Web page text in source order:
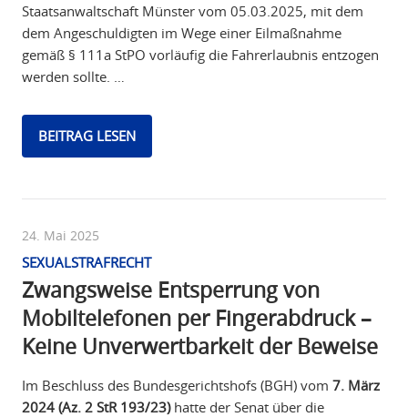
Staatsanwaltschaft Münster vom 05.03.2025, mit dem
dem Angeschuldigten im Wege einer Eilmaßnahme
gemäß § 111a StPO vorläufig die Fahrerlaubnis entzogen
werden sollte. …
BEITRAG LESEN
24. Mai 2025
SEXUALSTRAFRECHT
Zwangsweise Entsperrung von
Mobiltelefonen per Fingerabdruck –
Keine Unverwertbarkeit der Beweise
Im Beschluss des Bundesgerichtshofs (BGH) vom 7. März
2024 (Az. 2 StR 193/23)hatte der Senat über die